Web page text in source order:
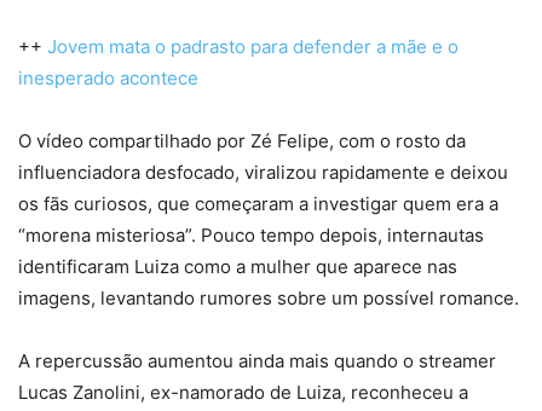
++ Jovem mata o padrasto para defender a mãe e o
inesperado acontece
O vídeo compartilhado por Zé Felipe, com o rosto da
influenciadora desfocado, viralizou rapidamente e deixou
os fãs curiosos, que começaram a investigar quem era a
“morena misteriosa”. Pouco tempo depois, internautas
identificaram Luiza como a mulher que aparece nas
imagens, levantando rumores sobre um possível romance.
A repercussão aumentou ainda mais quando o streamer
Lucas Zanolini, ex-namorado de Luiza, reconheceu a